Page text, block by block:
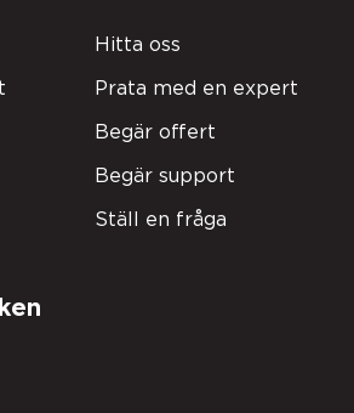
Hitta oss
Prata med en expert
Begär offert
Begär support
Ställ en fråga